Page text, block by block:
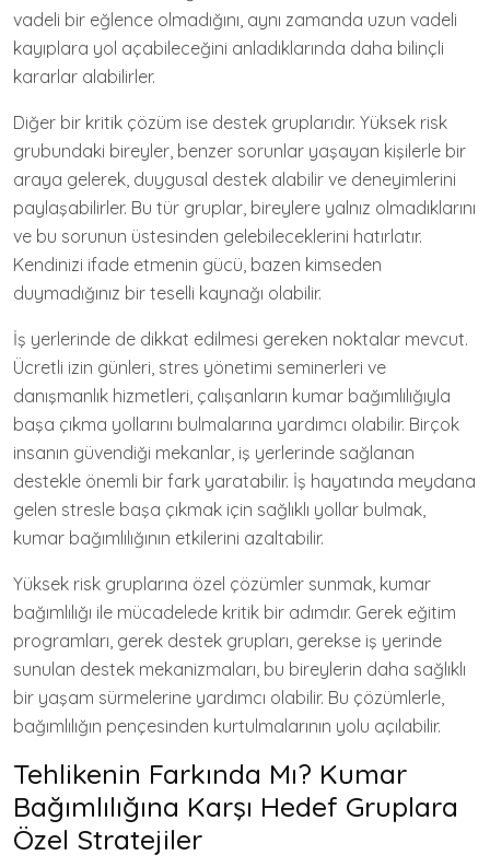
vadeli bir eğlence olmadığını, aynı zamanda uzun vadeli
kayıplara yol açabileceğini anladıklarında daha bilinçli
kararlar alabilirler.
Diğer bir kritik çözüm ise destek gruplarıdır. Yüksek risk
grubundaki bireyler, benzer sorunlar yaşayan kişilerle bir
araya gelerek, duygusal destek alabilir ve deneyimlerini
paylaşabilirler. Bu tür gruplar, bireylere yalnız olmadıklarını
ve bu sorunun üstesinden gelebileceklerini hatırlatır.
Kendinizi ifade etmenin gücü, bazen kimseden
duymadığınız bir teselli kaynağı olabilir.
İş yerlerinde de dikkat edilmesi gereken noktalar mevcut.
Ücretli izin günleri, stres yönetimi seminerleri ve
danışmanlık hizmetleri, çalışanların kumar bağımlılığıyla
başa çıkma yollarını bulmalarına yardımcı olabilir. Birçok
insanın güvendiği mekanlar, iş yerlerinde sağlanan
destekle önemli bir fark yaratabilir. İş hayatında meydana
gelen stresle başa çıkmak için sağlıklı yollar bulmak,
kumar bağımlılığının etkilerini azaltabilir.
Yüksek risk gruplarına özel çözümler sunmak, kumar
bağımlılığı ile mücadelede kritik bir adımdır. Gerek eğitim
programları, gerek destek grupları, gerekse iş yerinde
sunulan destek mekanizmaları, bu bireylerin daha sağlıklı
bir yaşam sürmelerine yardımcı olabilir. Bu çözümlerle,
bağımlılığın pençesinden kurtulmalarının yolu açılabilir.
Tehlikenin Farkında Mı? Kumar
Bağımlılığına Karşı Hedef Gruplara
Özel Stratejiler